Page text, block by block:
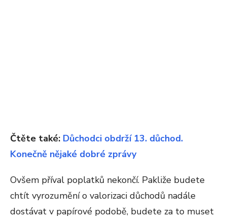
Čtěte také: Důchodci obdrží 13. důchod.
Konečně nějaké dobré zprávy
Ovšem příval poplatků nekončí. Pakliže budete
chtít vyrozumění o valorizaci důchodů nadále
dostávat v papírové podobě, budete za to muset